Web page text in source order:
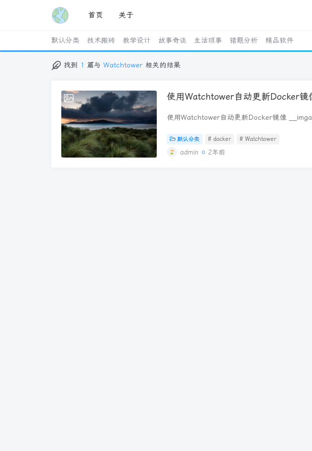
首页 关于
默认分类 技术搬砖 教学设计 故事奇谈 生活琐事 错题分析 精品软件
找到 1 篇与 Watchtower 相关的结果
2024-12-02
使用Watchtower自动更新Docker镜
使用Watchtower自动更新Docker镜像
新通过拉取最新镜像实现，当运行的 Docker
碎的工作。使用 Watchtower 可以便捷地监
默认分类 # docker # Watchtower
admin 2年前